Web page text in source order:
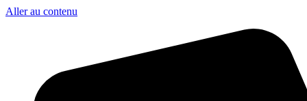
Aller au contenu